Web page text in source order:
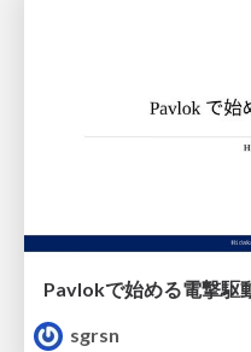
Pavlokで始める電撃駆
sgrsn